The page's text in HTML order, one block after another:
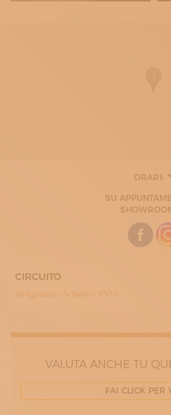
ORARI:
15:00 -
15:00 -
GIOVEDÌ
15:00 -
SU
CIRCUITO
Artigianato Artistico FVG
VALUTA ANCHE TU
FAI CLICK PER